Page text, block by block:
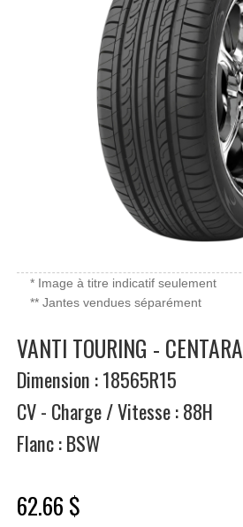
* Image à titre indicatif seulement
** Jantes vendues séparément
VANTI TOURING - CENTARA
Dimension : 18565R15
CV - Charge / Vitesse : 88H
Flanc : BSW
62.66 $